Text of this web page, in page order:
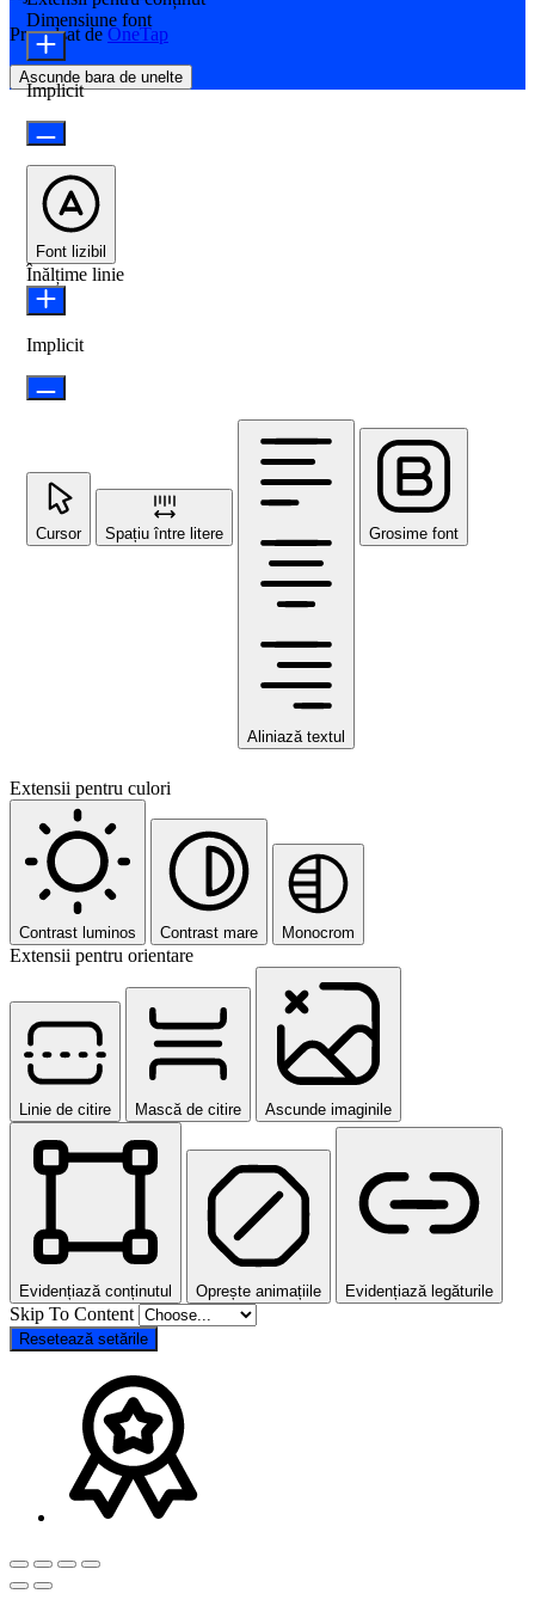
Propulsat de OneTap
Ascunde bara de unelte
Dimensiune font
Implicit
Font lizibil
Înălțime linie
Implicit
Cursor Spațiu între litere
Aliniază textul
Grosime font
Extensii pentru culori
Contrast luminos Contrast mare Monocrom
Extensii pentru orientare
Linie de citire Mască de citire Ascunde imaginile
Evidențiază conținutul Oprește animațiile Evidențiază legăturile
Skip To Content
Resetează setările